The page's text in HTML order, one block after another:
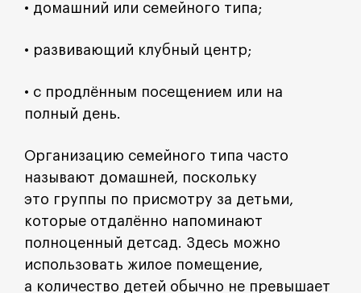
• домашний или семейного типа;
• развивающий клубный центр;
• с продлённым посещением или на
полный день.
Организацию семейного типа часто
называют домашней, поскольку
это группы по присмотру за детьми,
которые отдалённо напоминают
полноценный детсад. Здесь можно
использовать жилое помещение,
а количество детей обычно не превышает